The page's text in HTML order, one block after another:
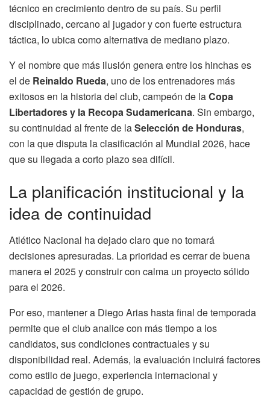
técnico en crecimiento dentro de su país. Su perfil
disciplinado, cercano al jugador y con fuerte estructura
táctica, lo ubica como alternativa de mediano plazo.
Y el nombre que más ilusión genera entre los hinchas es
el de Reinaldo Rueda, uno de los entrenadores más
exitosos en la historia del club, campeón de laCopa
Libertadores y la Recopa Sudamericana. Sin embargo,
su continuidad al frente de laSelección de Honduras,
con la que disputa la clasificación al Mundial 2026, hace
que su llegada a corto plazo sea difícil.
La planificación institucional y la
idea de continuidad
Atlético Nacional ha dejado claro que no tomará
decisiones apresuradas. La prioridad es cerrar de buena
manera el 2025 y construir con calma un proyecto sólido
para el 2026.
Por eso, mantener a Diego Arias hasta final de temporada
permite que el club analice con más tiempo a los
candidatos, sus condiciones contractuales y su
disponibilidad real. Además, la evaluación incluirá factores
como estilo de juego, experiencia internacional y
capacidad de gestión de grupo.